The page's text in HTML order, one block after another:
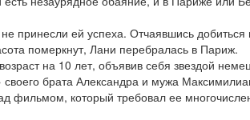
не принесли ей успеха. Отчаявшись
померкнут, Лани перебралась в Париж.
на 10 лет, объявив себя звездой
брата Александра и мужа
фильмом, который требовал ее